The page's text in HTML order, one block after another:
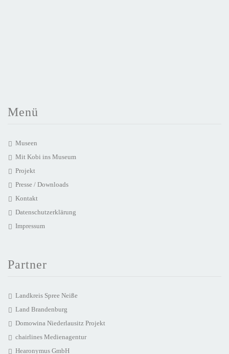
Menü
Museen
Mit Kobi ins Museum
Projekt
Presse / Downloads
Kontakt
Datenschutzerklärung
Impressum
Partner
Landkreis Spree Neiße
Land Brandenburg
Domowina Niederlausitz Projekt
chairlines Medienagentur
Hearonymus GmbH